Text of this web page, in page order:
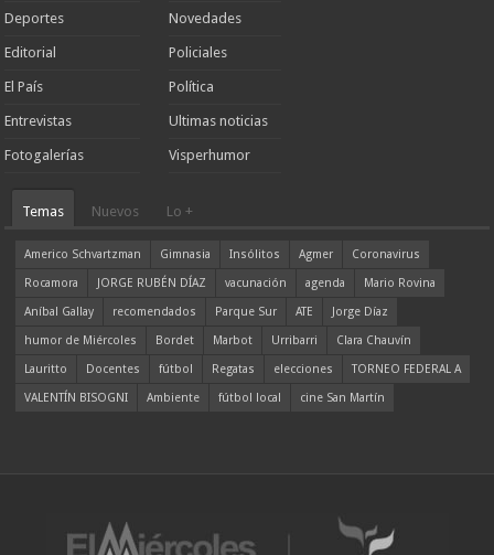
Deportes
Editorial
El País
Entrevistas
Fotogalerías
Novedades
Policiales
Política
Ultimas noticias
Visperhumor
Temas Nuevos Lo +
Americo Schvartzman Gimnasia Insólitos Agmer
Coronavirus
Rocamora
JORGE RUBÉN DÍAZ vacunación agenda
Mario Rovina
Aníbal Gallay
recomendados Parque Sur ATE
Jorge Díaz
humor de Miércoles
Bordet Marbot Urribarri
Clara Chauvín
Lauritto
Docentes fútbol Regatas elecciones
TORNEO FEDERAL A
VALENTÍN BISOGNI
Ambiente fútbol local cine San Martín